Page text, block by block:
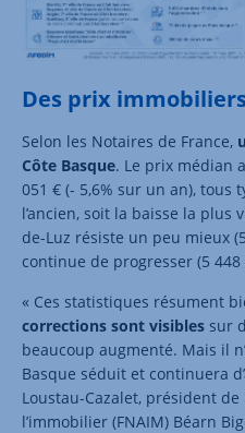
Des prix
Selon les Notaires de France,
Côte Basque. Le prix médian
051 € (- 5,6% sur un an), tous
l’ancien, soit la baisse la plus
de-Luz résiste un peu mieux
continue de progresser (5 448
« Ces statistiques résument
corrections sont visibles sur
beaucoup augmenté. Mais il
Basque séduit et continuera
Loustau-Cazalet, président
l’immobilier (FNAIM) Béarn